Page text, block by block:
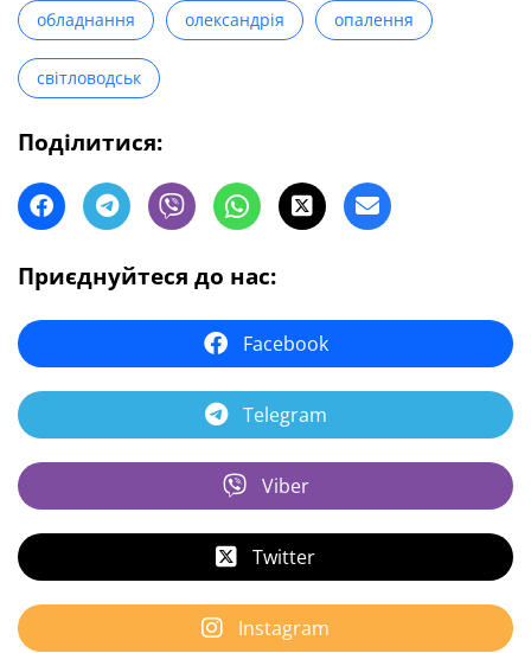
обладнання олександрія опалення
світловодськ
Поділитися:
Приєднуйтеся до нас:
Facebook
Telegram
Viber
Twitter
Instagram